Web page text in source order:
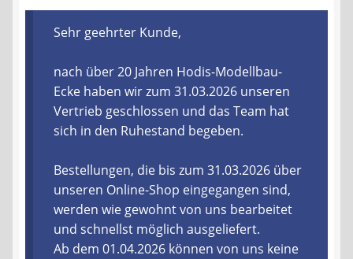
Shop
Warenkorb
Ablauf einer Bestellung
Zahlungsarten
Lieferzeit & Verfügbarkeit
Sehr geehrter Kunde,
nach über 20 Jahren Hodis-Modellbau-
Ecke haben wir zum 31.03.2026 unseren
Vertrieb geschlossen und das Team hat
sich in den Ruhestand begeben.
Bestellungen, die bis zum 31.03.2026 über
unseren Online-Shop eingegangen sind,
werden wie gewohnt von uns bearbeitet
und schnellst möglich ausgeliefert.
Ab dem 01.04.2026 können von uns keine